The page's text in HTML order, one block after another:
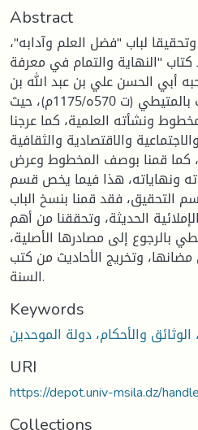
Abstract
لباب "فضل العلم وآدابه"،
"النهاية والتمام في معرفة
أبي الحسن علي بن عبد الله بن
إبراهيم الأنصاري المعروف بالمتيطي (ت 570ه/1175م)، حيث
ونشأته العلمية، كما عرجنا
والاقتصادية والثقافية
كما قمنا بوصف المخطوط وعرض
ونهاياته، هذا فيما يخص قسم
التحقيق، فقد قمنا بنسخ الباب
الحديثة، وتحققنا من أهم
بالرجوع إلى مصادرها الأصلية،
مضانها، وتخريج الأحاديث من كتب
السنة.
Keywords
الوثائق والأحكام، دولة الموحدين
URI
https://depot.univ-msila.dz/